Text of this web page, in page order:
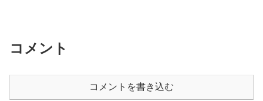
コメント
コメントを書き込む